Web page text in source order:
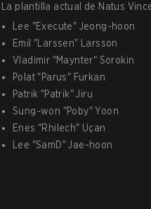
La plantilla actual de Natus
Lee "Execute" Jeong-hoon
Emil " Larssen"
Larsson
Vladimir "Maynter" Sorokin
Polat "Parus" Furkan
Patrik "Patrik"Jiru
Sung-won "Poby"Yoon
Enes "Rhilech" Uçan
Lee "SamD"Jae-hoon